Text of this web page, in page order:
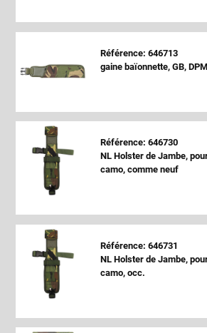
Référence: 646713
gaine baïonnette, GB,
Référence: 646730
NL Holster de Jambe,
camo, comme neuf
Référence: 646731
NL Holster de Jambe,
camo, occ.